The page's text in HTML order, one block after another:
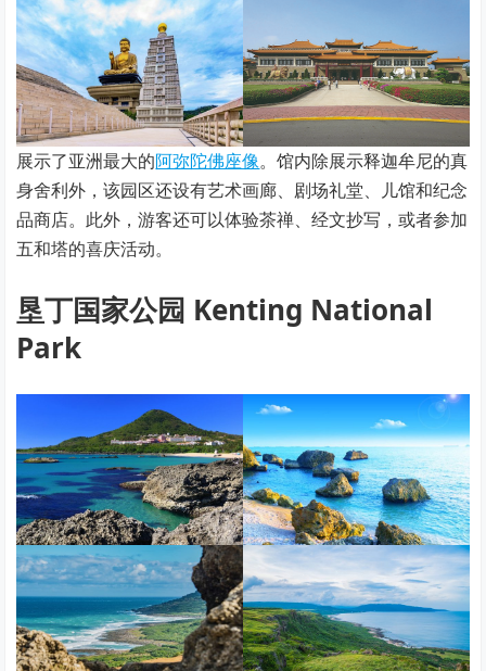
展示了亚洲最大的阿弥陀佛座像。馆内除展示释迦牟尼的真
身舍利外，该园区还设有艺术画廊、剧场礼堂、儿馆和纪念
品商店。此外，游客还可以体验茶禅、经文抄写，或者参加
五和塔的喜庆活动。
垦丁国家公园 Kenting National
Park